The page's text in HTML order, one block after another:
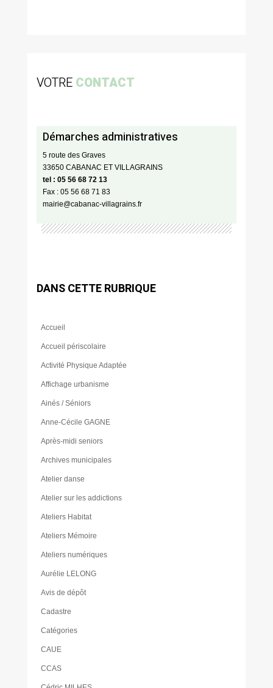
VOTRE CONTACT
Démarches administratives
5 route des Graves
33650 CABANAC ET VILLAGRAINS
tel : 05 56 68 72 13
Fax : 05 56 68 71 83
mairie@cabanac-villagrains.fr
DANS CETTE RUBRIQUE
Accueil
Accueil périscolaire
Activité Physique Adaptée
Affichage urbanisme
Ainés / Séniors
Anne-Cécile GAGNE
Après-midi seniors
Archives municipales
Atelier danse
Atelier sur les addictions
Ateliers Habitat
Ateliers Mémoire
Ateliers numériques
Aurélie LELONG
Avis de dépôt
Cadastre
Catégories
CAUE
CCAS